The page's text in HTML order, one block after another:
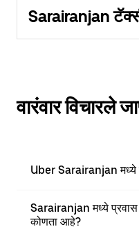
Sarairanjan
वारंवार विचारले
Uber Sarairanjan मध्ये
Sarairanjan मध्ये प्रवास
कोणता आहे?